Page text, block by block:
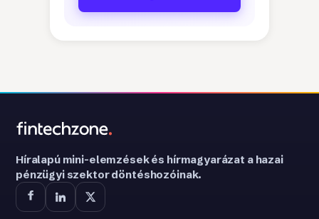
Híralapú mini-elemzések és hírmagyarázat a hazai
pénzügyi szektor döntéshozóinak.